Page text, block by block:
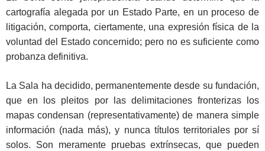
cartografía alegada por un Estado Parte, en un proceso de
litigación, comporta, ciertamente, una expresión física de la
voluntad del Estado concernido; pero no es suficiente como
probanza definitiva.
La Sala ha decidido, permanentemente desde su fundación,
que en los pleitos por las delimitaciones fronterizas los
mapas condensan (representativamente) de manera simple
información (nada más), y nunca títulos territoriales por sí
solos. Son meramente pruebas extrínsecas, que pueden